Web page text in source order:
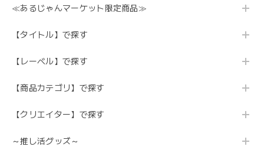
≪あるじゃんマーケット限定商品≫
【タイトル】で探す
【レーベル】で探す
【商品カテゴリ】で探す
【クリエイター】で探す
～推し活グッズ～